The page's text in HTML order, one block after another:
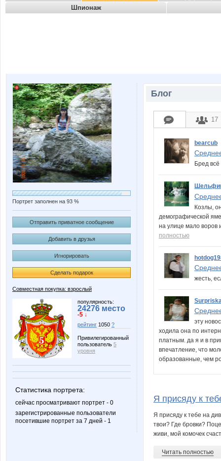
Шпионаж
Портрет заполнен на 93 %
Отправить приватное сообщение
Добавить в друзья
Игнорировать
Сделать подарок
Совместная покупка: взрослый
популярность:
24276 место
-5 ↓
рейтинг 1050 ?
Привилегированный
пользователь 5
уровня
Статистика портрета:
сейчас просматривают портрет - 0
зарегистрированные пользователи
посетившие портрет за 7 дней - 1
Блог
17
bearcub
Бред
Козлы,
демографической
на улице мало
полностью
жесть,
эту
ходила она по
платным. да я и в
впечатление, что
образованные, чем
Я присяду к
Я присяду к тебе на
твои? Где бровки?
живи, мой комочек
Читать полностью